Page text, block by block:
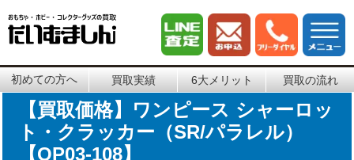
初めての方へ 買取実績 6大メリット 買取の流れ
【買取価格】ワンピース シャーロッ
ト・クラッカー（SR/パラレル）
【OP03-108】